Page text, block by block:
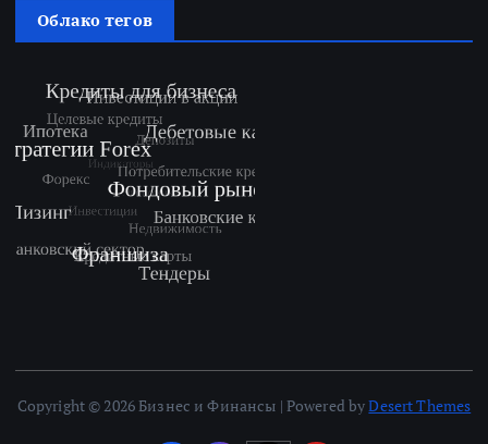
Облако тегов
Copyright © 2026 Бизнес и Финансы | Powered byDesert Themes